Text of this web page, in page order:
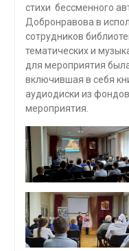
стихи бессменного
Добронравова в
сотрудников
тематических и
для мероприятия
включившая в себя
аудиодиски из
мероприятия.